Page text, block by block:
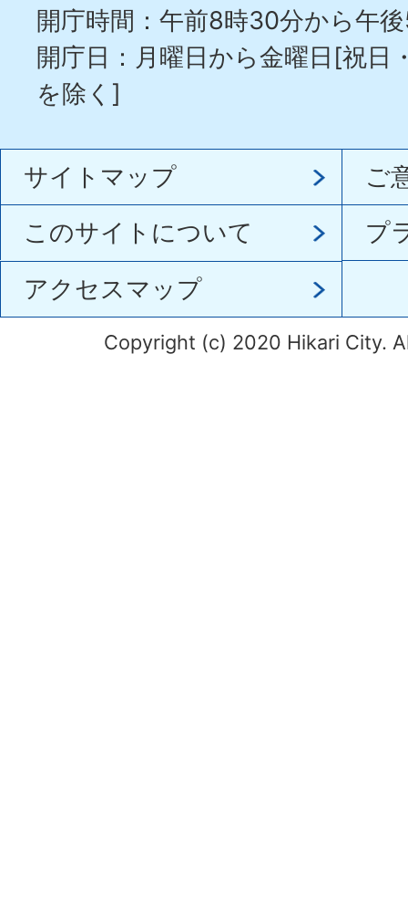
開庁時間：午前8時30分から午
開庁日：月曜日から金曜日[祝日
を除く]
サイトマップ
ご
このサイトについて
プ
アクセスマップ
Copyright (c) 2020 Hikari City.